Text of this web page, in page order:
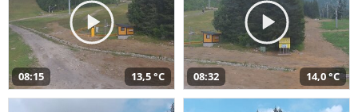
08:15 13,5 °C 08:32 14,0 °C